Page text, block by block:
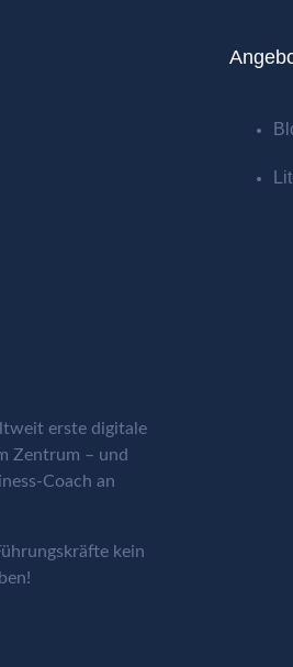
erste digitale
Zentrum – und
Coach an
kein